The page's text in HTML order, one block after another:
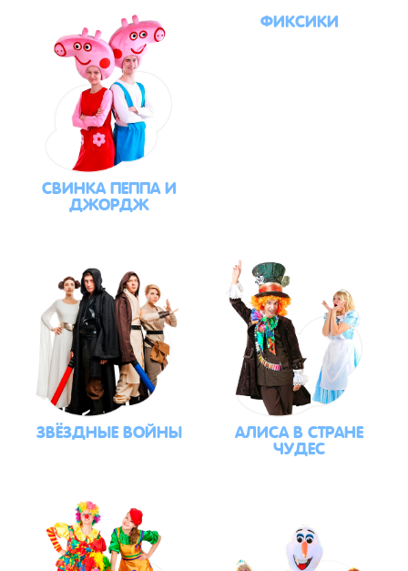
СВИНКА ПЕППА И
ДЖОРДЖ
ФИКСИКИ
ЗВЁЗДНЫЕ ВОЙНЫ АЛИСА В СТРАНЕ
ЧУДЕС